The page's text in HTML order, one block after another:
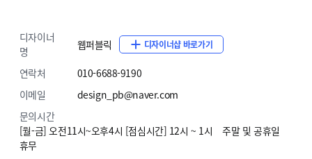
디자이너
명
웹퍼블릭 디자이너샵 바로가기
연락처
010-6688-9190
이메일
design_pb@naver.com
문의시간
[월-금] 오전11시~오후4시 [점심시간] 12시 ~ 1시 주말 및 공휴일
휴무